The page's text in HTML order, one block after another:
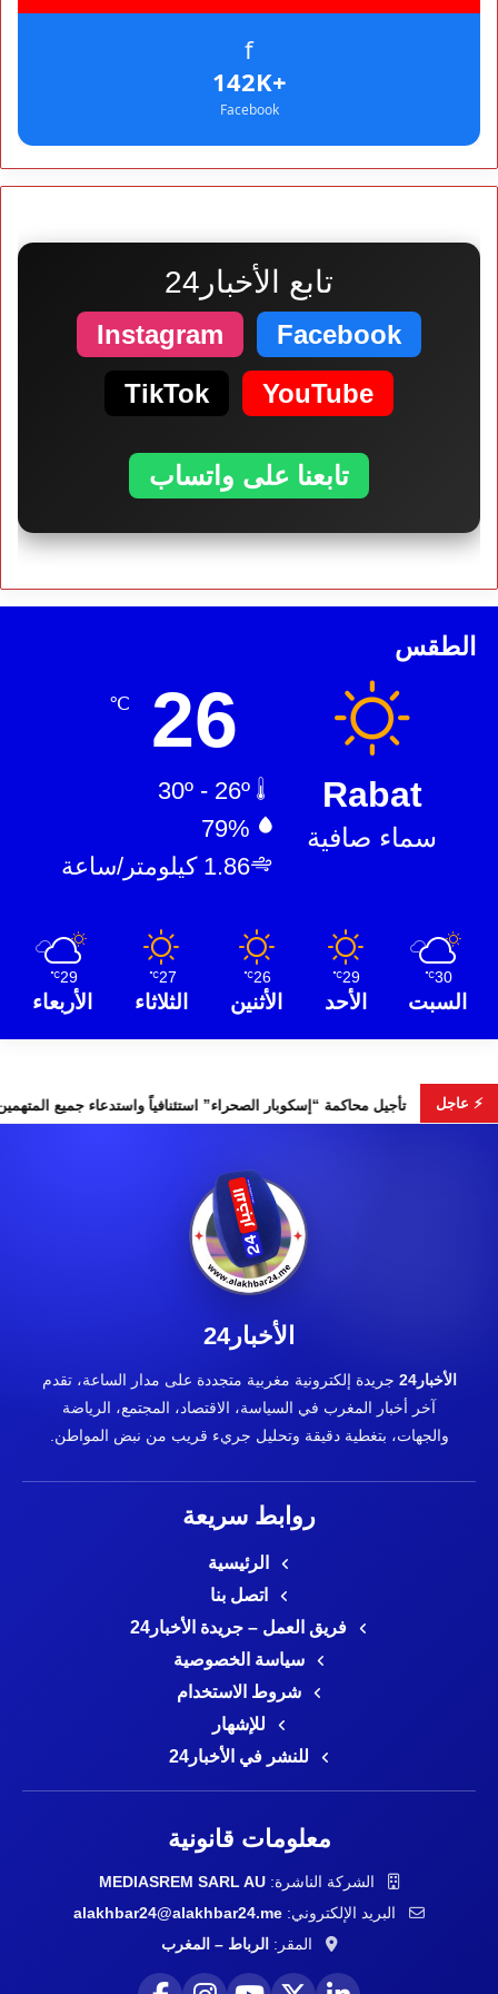
f
+142K
Facebook
تابع الأخبار24
Facebook
Instagram
YouTube
TikTok
تابعنا على واتساب
الطقس
Rabat
سماء صافية
26
℃
79%
1.86 كيلومتر/ساعة
30
℃
السبت
29
℃
الأحد
26
℃
الأثنين
27
℃
الثلاثاء
29
℃
الأربعاء
⚡ عاجلالتشريعية تأجيل محاكمة “إسكوبار الصحراء” استئنافياً
الأخبار24
الأخبار24
جريدة إلكترونية مغربية متجددة على مدار الساعة، تقدم
آخر أخبار المغرب في السياسة، الاقتصاد، المجتمع، الرياضة
والجهات، بتغطية دقيقة وتحليل جريء قريب من نبض المواطن.
روابط سريعة
الرئيسية
اتصل بنا
فريق العمل – جريدة الأخبار24
سياسة الخصوصية
شروط الاستخدام
للإشهار
للنشر في الأخبار24
معلومات قانونية
الشركة الناشرة:MEDIASREM SARL AU
البريد الإلكتروني: alakhbar24@alakhbar24.me
المقر: الرباط – المغرب